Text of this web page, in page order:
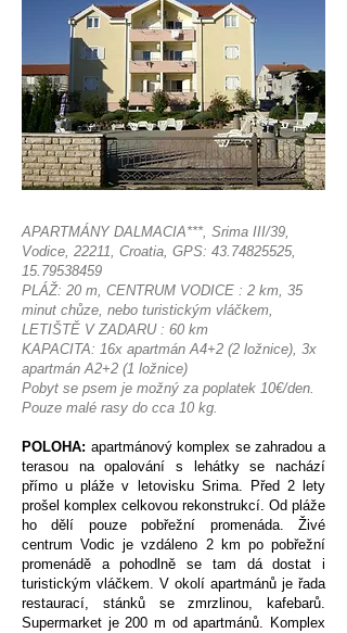
APARTMÁNY DALMACIA***, Srima III/39,
Vodice, 22211, Croatia, GPS: 43.74825525,
15.79538459
PLÁŽ: 20 m, CENTRUM VODICE : 2 km, 35
minut chůze, nebo turistickým vláčkem,
LETIŠTĚ V ZADARU : 60 km
KAPACITA: 16x apartmán A4+2 (2 ložnice), 3x
apartmán A2+2 (1 ložnice)​
Pobyt se psem je možný za poplatek 10€/den.
Pouze malé rasy do cca 10 kg.​
POLOHA: apartmánový komplex se zahradou a
terasou na opalování s lehátky se nachází
přímo u pláže v letovisku Srima. Před 2 lety
prošel komplex celkovou rekonstrukcí. Od pláže
ho dělí pouze pobřežní promenáda. Živé
centrum Vodic je vzdáleno 2 km po pobřežní
promenádě a pohodlně se tam dá dostat i
turistickým vláčkem. V okolí apartmánů je řada
restaurací, stánků se zmrzlinou, kafebarů.
Supermarket je 200 m od apartmánů. Komplex